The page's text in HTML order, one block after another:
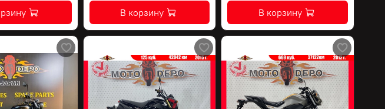
В корзину В корзину